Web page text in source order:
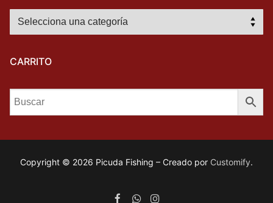
CARRITO
Copyright © 2026 Picuda Fishing – Creado por Customify.